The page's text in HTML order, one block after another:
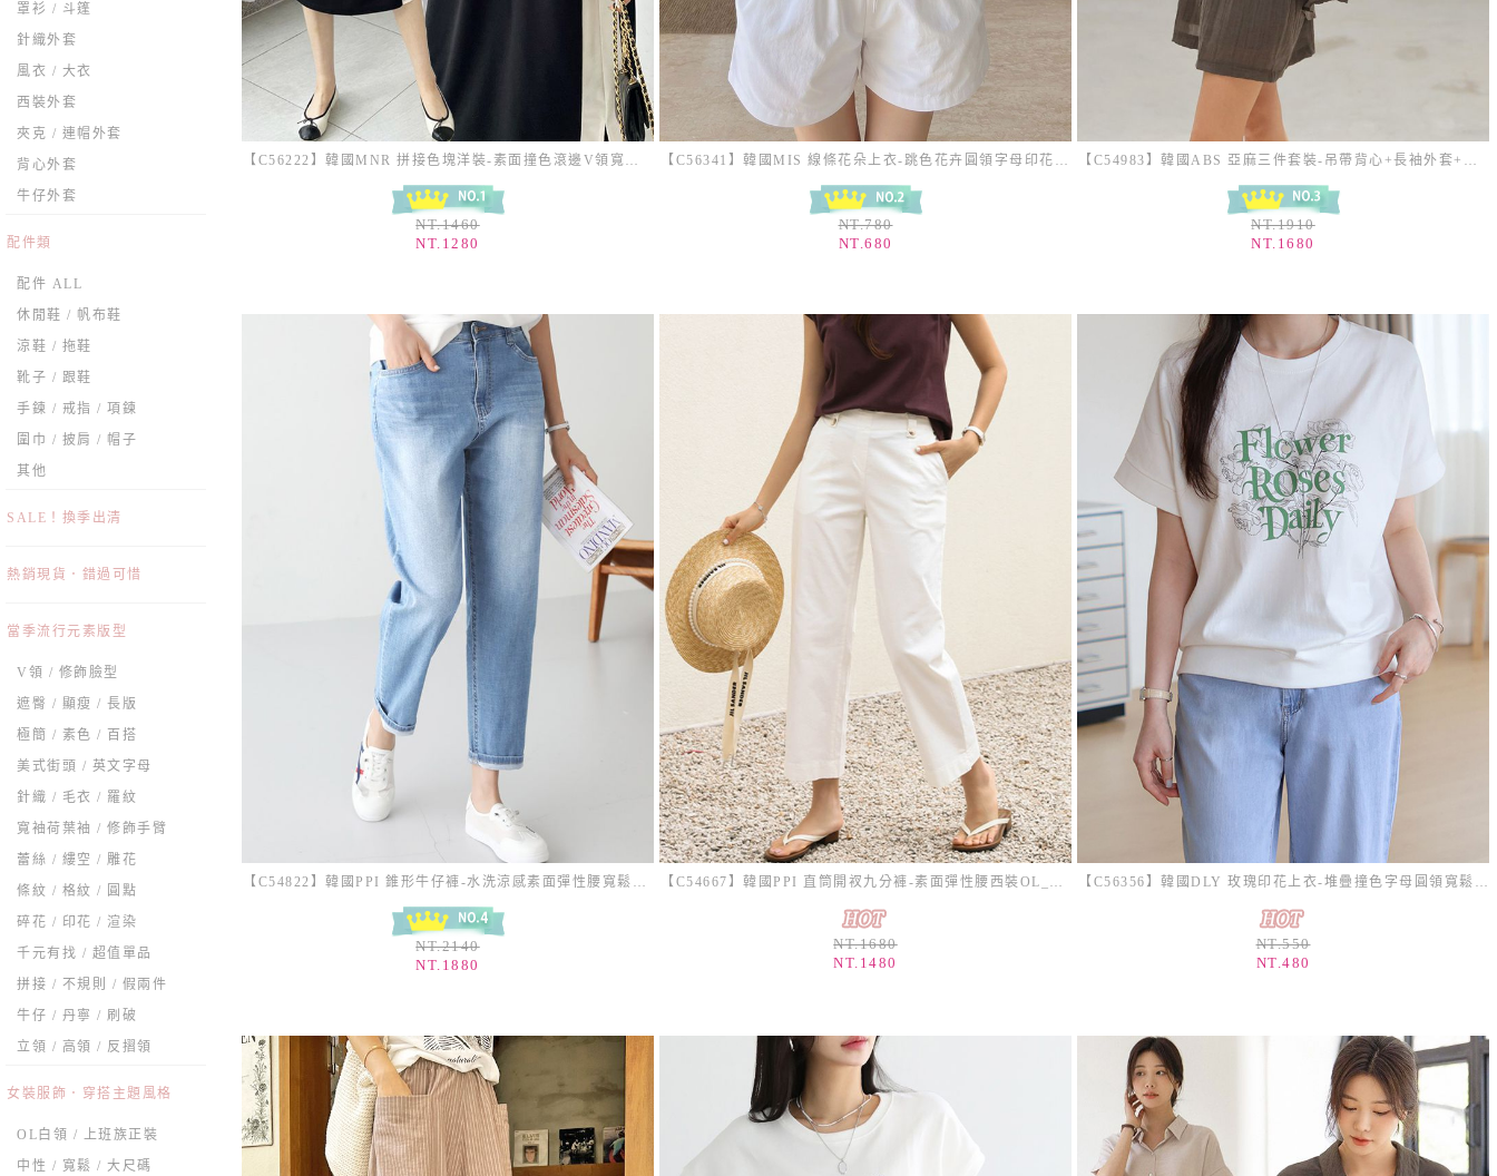
罩衫 / 斗篷
針織外套
風衣 / 大衣
西裝外套
夾克 / 連帽外套
背心外套
牛仔外套
配件類
配件 ALL
休閒鞋 / 帆布鞋
涼鞋 / 拖鞋
靴子 / 跟鞋
手鍊 / 戒指 / 項鍊
圍巾 / 披肩 / 帽子
其他
SALE！換季出清
熱銷現貨．錯過可惜
當季流行元素版型
V領 / 修飾臉型
遮臀 / 顯瘦 / 長版
極簡 / 素色 / 百搭
美式街頭 / 英文字母
針織 / 毛衣 / 羅紋
寬袖荷葉袖 / 修飾手臂
蕾絲 / 縷空 / 雕花
條紋 / 格紋 / 圓點
碎花 / 印花 / 渲染
千元有找 / 超值單品
拼接 / 不規則 / 假兩件
牛仔 / 丹寧 / 刷破
立領 / 高領 / 反摺領
女裝服飾．穿搭主題風格
OL白領 / 上班族正裝
中性 / 寬鬆 / 大尺碼
NT.1460
NT.1280
NT.780
NT.680
NT.1910
NT.1680
【C54822】韓國PPI 錐形牛仔褲-水洗涼感素面彈性腰寬鬆九分褲_影片★★
NT.2140
NT.1880
【C54667】韓國PPI 直筒開衩九分褲-素面彈性腰西裝OL_影片★★
NT.1680
NT.1480
【C56356】韓國DLY 玫瑰印花上衣-堆疊撞色字母圓領寬鬆連肩短袖T恤_影片★★
NT.550
NT.480